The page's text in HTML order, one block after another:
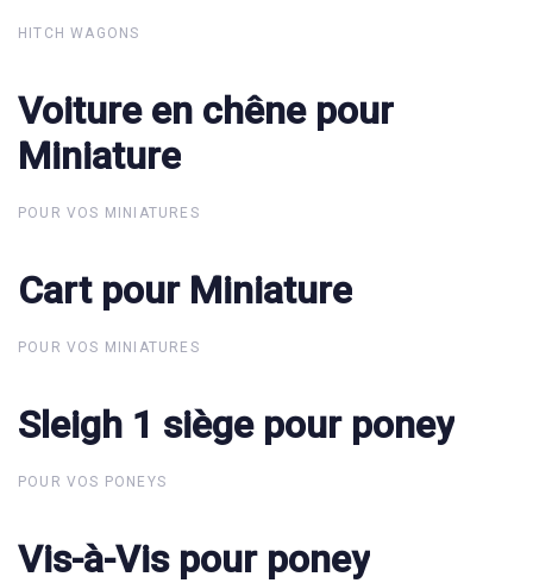
HITCH WAGONS
Voiture en chêne pour
Miniature
Voiture en chêne pour
Miniature
POUR VOS MINIATURES
Cart pour Miniature
Cart pour Miniature
POUR VOS MINIATURES
Sleigh 1 siège pour poney
Sleigh 1 siège pour poney
POUR VOS PONEYS
Vis-à-Vis pour poney
Vis-à-Vis pour poney